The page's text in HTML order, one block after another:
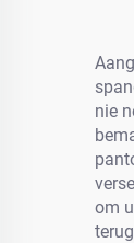
nie
om